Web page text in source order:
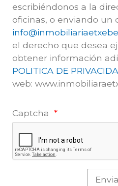
escribiéndonos a la
oficinas, o enviando un
el derecho que desea
obtener información
POLITICA DE
web:
Captcha